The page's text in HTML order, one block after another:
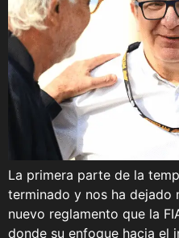
La primera parte de la
terminado y nos ha dejado
nuevo reglamento que la
donde su enfoque hacia el